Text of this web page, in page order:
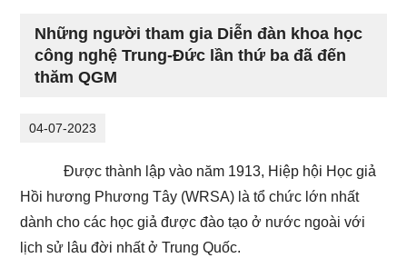
Những người tham gia Diễn đàn khoa học
công nghệ Trung-Đức lần thứ ba đã đến
thăm QGM
04-07-2023
Được thành lập vào năm 1913, Hiệp hội Học giả
Hồi hương Phương Tây (WRSA) là tổ chức lớn nhất
dành cho các học giả được đào tạo ở nước ngoài với
lịch sử lâu đời nhất ở Trung Quốc.